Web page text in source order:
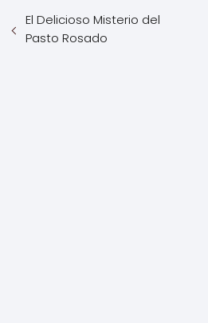
El Delicioso Misterio del
Pasto Rosado